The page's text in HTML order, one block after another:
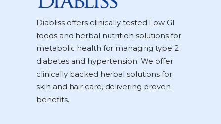
Diabliss offers clinically tested Low GI
foods and herbal nutrition solutions for
metabolic health for managing type 2
diabetes and hypertension. We offer
clinically backed herbal solutions for
skin and hair care, delivering proven
benefits.